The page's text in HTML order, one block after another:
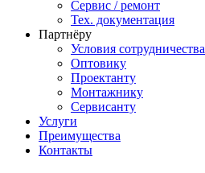
Сервис / ремонт
Тех. документация
Партнёру
Условия сотрудничества
Оптовику
Проектанту
Монтажнику
Сервисанту
Услуги
Преимущества
Контакты